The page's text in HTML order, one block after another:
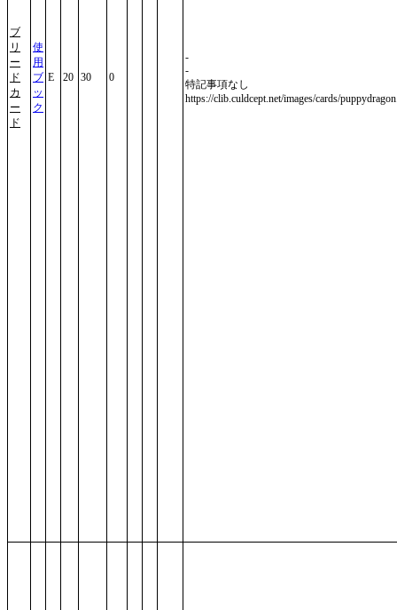
ブ
リ
ー
ド
カ
ー
ド
使
用
ブ
ッ
ク
E 20 30 0
-
-
特記事項なし
https://clib.culdcept.net/images/cards/